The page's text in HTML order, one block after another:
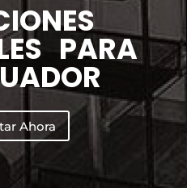
PARA
Ahora